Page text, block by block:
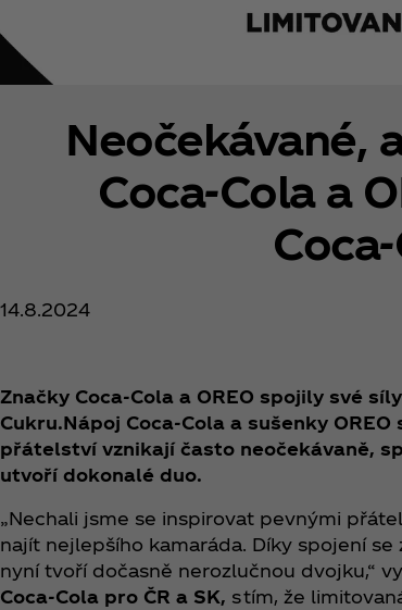
Neočekávané,
Coca‑Cola a
14.8.2024
Značky Coca‑Cola a OREO spojily své
Cukru.Nápoj Coca‑Cola a sušenky
přátelství vznikají často neočekávaně,
utvoří dokonalé duo.
„Nechali jsme se inspirovat pevnými
najít nejlepšího kamaráda. Díky spojení se
nyní tvoří dočasně nerozlučnou dvojku,“
Coca‑Cola pro ČR a SK, s tím, že